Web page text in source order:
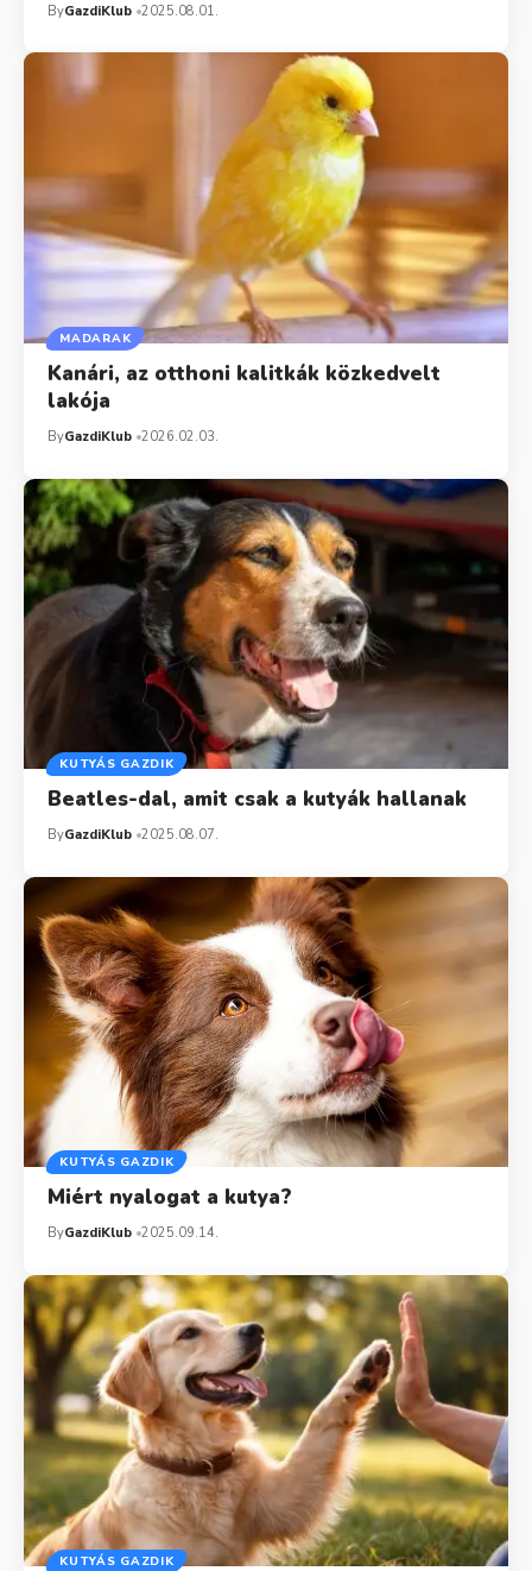
ByGazdiKlub 2025.08.01.
MADARAK
Kanári, az otthoni kalitkák közkedvelt
lakója
ByGazdiKlub 2026.02.03.
KUTYÁS GAZDIK
Beatles-dal, amit csak a kutyák hallanak
ByGazdiKlub 2025.08.07.
KUTYÁS GAZDIK
Miért nyalogat a kutya?
ByGazdiKlub 2025.09.14.
KUTYÁS GAZDIK